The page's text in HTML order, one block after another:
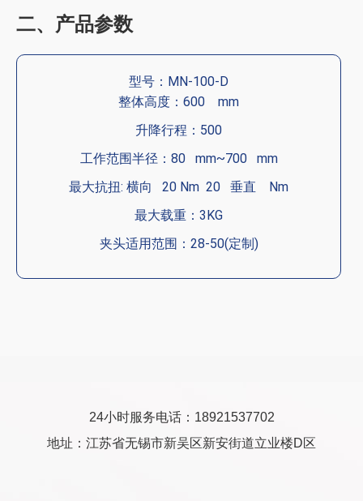
二、产品参数
型号：MN-100-D
整体高度：600 mm
升降行程：500
工作范围半径：80 mm~700 mm
最大抗扭: 横向 20 Nm 20 垂直 Nm
最大载重：3KG
夹头适用范围：28-50(定制)
24小时服务电话：18921537702
地址：江苏省无锡市新吴区新安街道立业楼D区